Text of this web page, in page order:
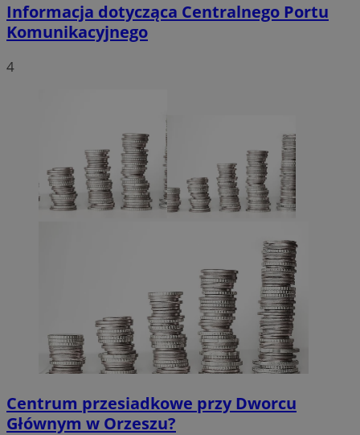
Informacja dotycząca Centralnego Portu
Komunikacyjnego
4
Centrum przesiadkowe przy Dworcu
Głównym w Orzeszu?